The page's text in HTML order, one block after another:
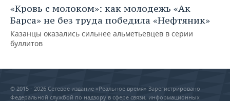
«Кровь с молоком»: как молодежь «Ак
Барса» не без труда победила «Нефтяник»
Казанцы оказались сильнее альметьевцев в серии
буллитов
© 2015 - 2026 Сетевое издание «Реальное время» Зарегистрировано
Федеральной службой по надзору в сфере связи, информационных